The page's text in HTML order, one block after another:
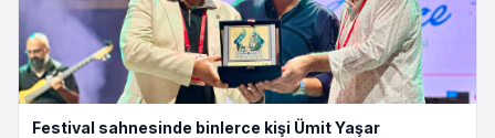
Festival sahnesinde binlerce kişi Ümit Yaşar